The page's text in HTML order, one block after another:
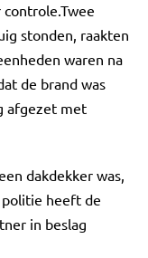
stonden, raakten
waren na
de brand was
afgezet met
dakdekker was,
heeft de
in beslag